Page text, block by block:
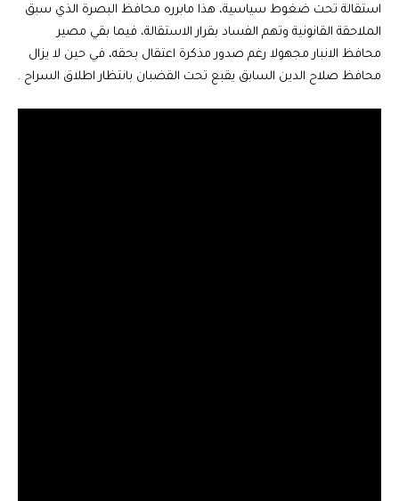
استقالة تحت ضغوط سياسية، هذا مابرره محافظ البصرة الذي سبق
الملاحقة القانونية وتهم الفساد بقرار الاستقالة، فيما بقي مصير
محافظ الانبار مجهولا رغم صدور مذكرة اعتقال بحقه، في حين لا يزال
محافظ صلاح الدين السابق يقبع تحت القضبان بانتظار اطلاق السراح .